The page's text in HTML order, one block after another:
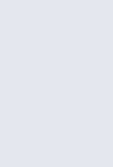
ja väriä
/ terälehti